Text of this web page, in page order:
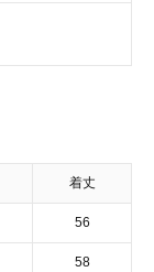
着丈
56
58